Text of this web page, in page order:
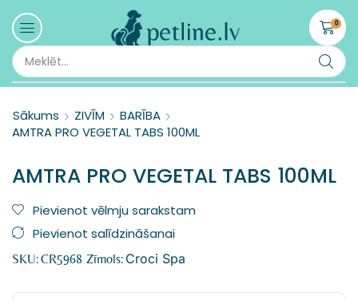
0
Sākums ZIVĪM
BARĪBA
AMTRA PRO VEGETAL TABS 100ML
AMTRA PRO VEGETAL TABS 100ML
Pievienot vēlmju sarakstam
Pievienot salīdzināšanai
SKU:CR5968 Zīmols: Croci Spa